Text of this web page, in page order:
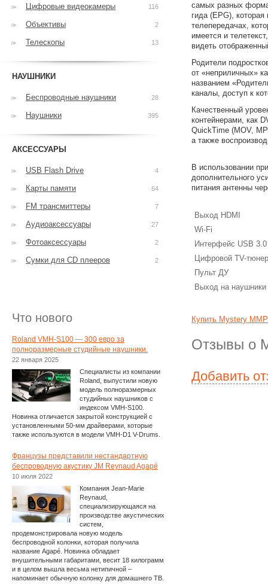
самых разных
гида (EPG),
телепередачах,
имеется и
видеть
Родители
от «неприличных»
названием
каналы, доступ к
Качественный
контейнерами, как
QuickTime (MOV,
а также
В использовании
дополнительного
питания антенны
Выход HDMI
Wi-Fi
Интерфейс USB 3.0
Цифровой TV-тюнер
Пульт ДУ
Выход на наушники
Купить Mystery
Отзывы о
Добавить
Цифровые видеокамеры 116
Объективы 2
Телескопы 13
НАУШНИКИ
Беспроводные наушники 28
Наушники 395
АКСЕССУАРЫ
USB Flash Drive 4
Карты памяти 64
FM трансмиттеры 7
Аудиоаксессуары 27
Фотоаксессуары 2
Сумки для CD плееров 2
Что нового
Roland VMH-S100 — 300 евро за
полноразмерные студийные наушники.
22 января 2025
Специалисты из компании
Roland, выпустили новую
модель полноразмерных
студийных наушников с
индексом VMH-S100.
Новинка отличается закрытой конструкцией с
установленными 50-мм драйверами, которые
также используются в модели VMH-D1 V-Drums.
Французы представили нестандартную
беспроводную акустику JM Reynaud Agapé
10 июля 2022
Компания Jean-Marie
Reynaud,
специализирующаяся на
производстве акустических
систем,
продемонстрировала новую модель
беспроводной колонки, которая получила
название Agapé. Новинка обладает
внушительными габаритами, весит 18 килограмм
и в целом вышла весьма нетипичной –
напоминает обычную колонку для домашнего ТВ.